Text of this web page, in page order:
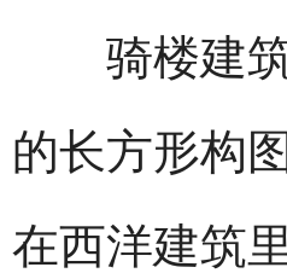
骑楼建筑
的长方形构
在西洋建筑